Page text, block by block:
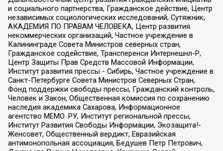
и социального партнерства, Гражданское действие, Центр
независимых социологических исследований, Сутяжник,
АКАДЕМИЯ ПО ПРАВАМ ЧЕЛОВЕКА, Центр развития
некоммерческих организаций, Частное учреждение в
Калининграде Совета Министров северных стран,
Гражданское содействие, Трансперенси Интернешнл-Р,
Центр Защиты Прав Средств Массовой Информации,
Институт развития прессы - Сибирь, Частное учреждение в
Санкт-Петербурге Совета Министров Северных Стран,
Фонд поддержки свободы прессы, Гражданский контроль,
Человек и Закон, Общественная комиссия по сохранению
наследия академика Сахарова, Информационное
агентство МЕМО. РУ, Институт региональной прессы,
Институт Развития Свободы Информации, Экозащита!-
Женсовет, Общественный вердикт, Евразийская
антимонопольная ассоциация, Бедушев Петр Петрович,